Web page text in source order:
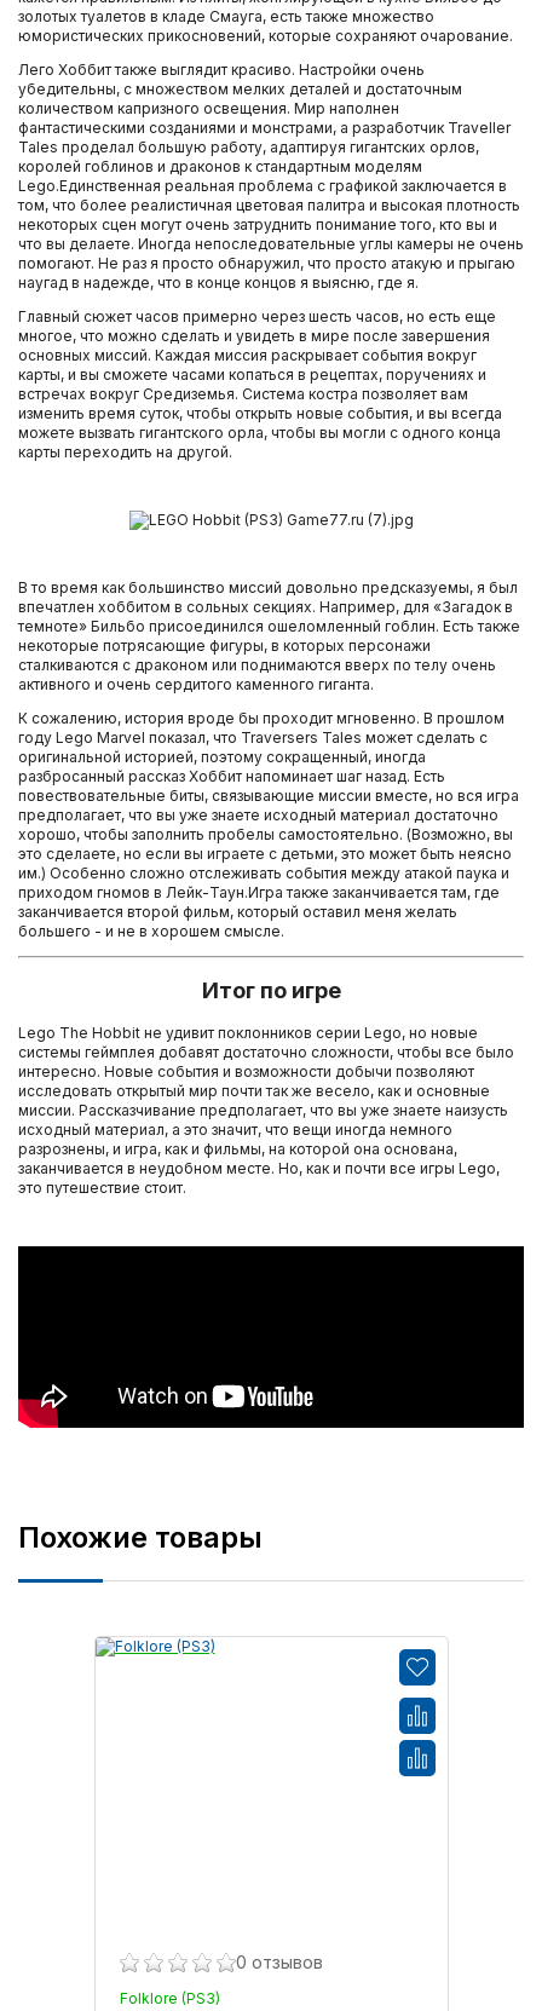
золотых туалетов в кладе Смауга, есть также множество
юмористических прикосновений, которые сохраняют очарование.
Лего Хоббит также выглядит красиво. Настройки очень
убедительны, с множеством мелких деталей и достаточным
количеством капризного освещения. Мир наполнен
фантастическими созданиями и монстрами, а разработчик Traveller
Tales проделал большую работу, адаптируя гигантских орлов,
королей гоблинов и драконов к стандартным моделям
Lego.Единственная реальная проблема с графикой заключается в
том, что более реалистичная цветовая палитра и высокая плотность
некоторых сцен могут очень затруднить понимание того, кто вы и
что вы делаете. Иногда непоследовательные углы камеры не очень
помогают. Не раз я просто обнаружил, что просто атакую и прыгаю
наугад в надежде, что в конце концов я выясню, где я.
Главный сюжет часов примерно через шесть часов, но есть еще
многое, что можно сделать и увидеть в мире после завершения
основных миссий. Каждая миссия раскрывает события вокруг
карты, и вы сможете часами копаться в рецептах, поручениях и
встречах вокруг Средиземья. Система костра позволяет вам
изменить время суток, чтобы открыть новые события, и вы всегда
можете вызвать гигантского орла, чтобы вы могли с одного конца
карты переходить на другой.
В то время как большинство миссий довольно предсказуемы, я был
впечатлен хоббитом в сольных секциях. Например, для «Загадок в
темноте» Бильбо присоединился ошеломленный гоблин. Есть также
некоторые потрясающие фигуры, в которых персонажи
сталкиваются с драконом или поднимаются вверх по телу очень
активного и очень сердитого каменного гиганта.
К сожалению, история вроде бы проходит мгновенно. В прошлом
году Lego Marvel показал, что Traversers Tales может сделать с
оригинальной историей, поэтому сокращенный, иногда
разбросанный рассказ Хоббит напоминает шаг назад. Есть
повествовательные биты, связывающие миссии вместе, но вся игра
предполагает, что вы уже знаете исходный материал достаточно
хорошо, чтобы заполнить пробелы самостоятельно. (Возможно, вы
это сделаете, но если вы играете с детьми, это может быть неясно
им.) Особенно сложно отслеживать события между атакой паука и
приходом гномов в Лейк-Таун.Игра также заканчивается там, где
заканчивается второй фильм, который оставил меня желать
большего - и не в хорошем смысле.
Итог по игре
Lego The Hobbit не удивит поклонников серии Lego, но новые
системы геймплея добавят достаточно сложности, чтобы все было
интересно. Новые события и возможности добычи позволяют
исследовать открытый мир почти так же весело, как и основные
миссии. Рассказчивание предполагает, что вы уже знаете наизусть
исходный материал, а это значит, что вещи иногда немного
разрознены, и игра, как и фильмы, на которой она основана,
заканчивается в неудобном месте. Но, как и почти все игры Lego,
это путешествие стоит.
Похожие товары
0 отзывов
Folklore (PS3)